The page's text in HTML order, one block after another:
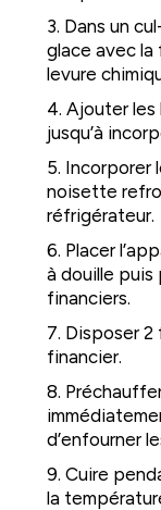
3. Dans un
glace avec la
levure
4. Ajouter les
jusqu’à
5. Incorporer
noisette
réfrigérateur.
6. Placer
à douille puis
financiers.
7. Disposer 2
financier.
8.
d’enfourner
9. Cuire
la